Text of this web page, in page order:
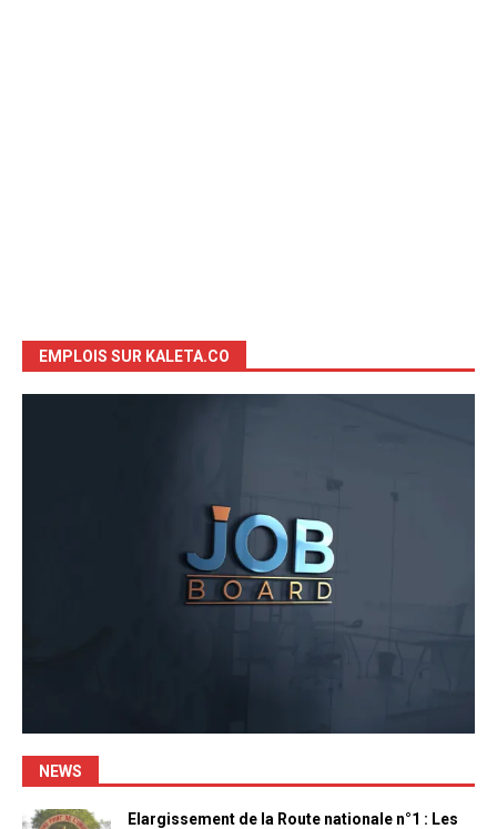
EMPLOIS SUR KALETA.CO
NEWS
Elargissement de la Route nationale n°1 : Les